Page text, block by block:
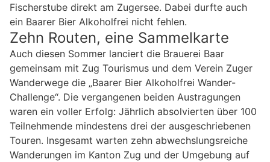
Fischerstube direkt am Zugersee. Dabei durfte auch
ein Baarer Bier Alkoholfrei nicht fehlen.
Zehn Routen, eine Sammelkarte
Auch diesen Sommer lanciert die Brauerei Baar
gemeinsam mit Zug Tourismus und dem Verein Zuger
Wanderwege die „Baarer Bier Alkoholfrei Wander-
Challenge“. Die vergangenen beiden Austragungen
waren ein voller Erfolg: Jährlich absolvierten über 100
Teilnehmende mindestens drei der ausgeschriebenen
Touren. Insgesamt warten zehn abwechslungsreiche
Wanderungen im Kanton Zug und der Umgebung auf